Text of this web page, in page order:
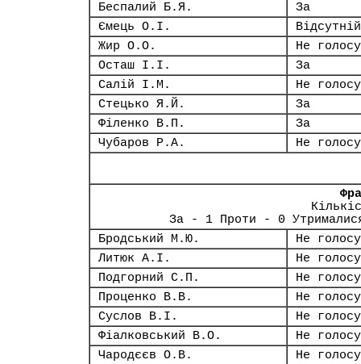
Беспалий Б.Я.
За
Ємець О.І.
Відсутній
Жир О.О.
Не
Осташ І.І.
За
Салій І.М.
Не
Стецько Я.Й.
За
Філенко В.П.
За
Чубаров Р.А.
Не
За - 1 Проти - 0
Бродський М.Ю.
Не
Литюк А.І.
Не
Подгорний С.П.
Не
Проценко В.В.
Не
Суслов В.І.
Не
Фіалковський В.О.
Не
Чародєєв О.В.
Не